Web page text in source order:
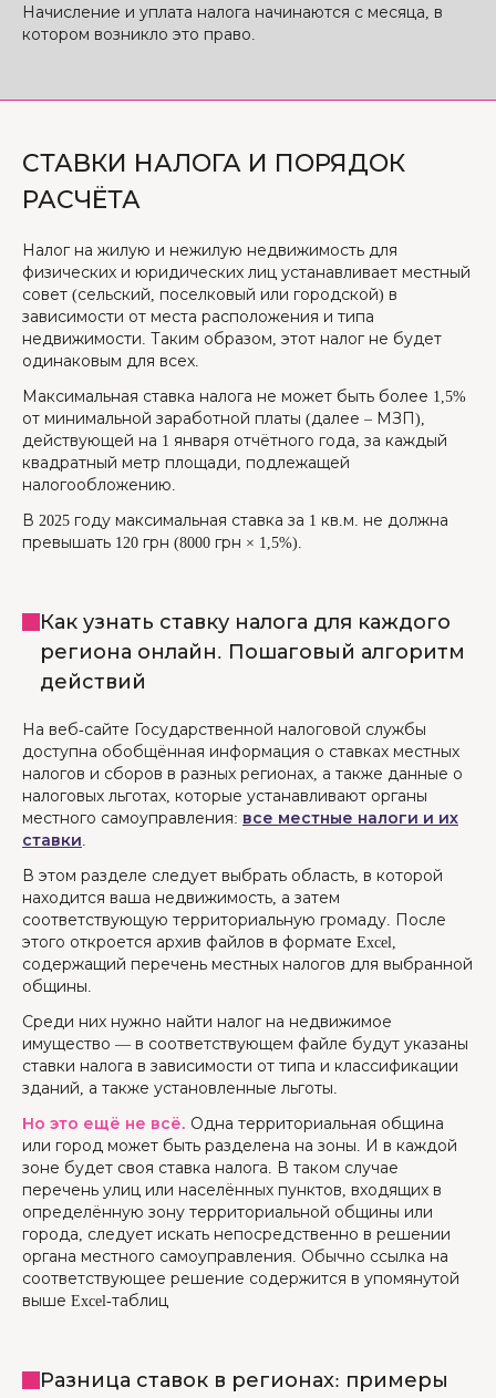
Начисление и уплата налога начинаются с месяца, в
котором возникло это право.
СТАВКИ НАЛОГА И ПОРЯДОК
РАСЧЁТА
Налог на жилую и нежилую недвижимость для
физических и юридических лиц устанавливает местный
совет (сельский, поселковый или городской) в
зависимости от места расположения и типа
недвижимости. Таким образом, этот налог не будет
одинаковым для всех.
Максимальная ставка налога не может быть более 1,5%
от минимальной заработной платы (далее – МЗП),
действующей на 1 января отчётного года, за каждый
квадратный метр площади, подлежащей
налогообложению.
В 2025 году максимальная ставка за 1 кв.м. не должна
превышать 120 грн (8000 грн × 1,5%).
Как узнать ставку налога для каждого
региона онлайн. Пошаговый алгоритм
действий
На веб-сайте Государственной налоговой службы
доступна обобщённая информация о ставках местных
налогов и сборов в разных регионах, а также данные о
налоговых льготах, которые устанавливают органы
местного самоуправления: все местные налоги и их
ставки.
В этом разделе следует выбрать область, в которой
находится ваша недвижимость, а затем
соответствующую территориальную громаду. После
этого откроется архив файлов в формате Excel,
содержащий перечень местных налогов для выбранной
общины.
Среди них нужно найти налог на недвижимое
имущество — в соответствующем файле будут указаны
ставки налога в зависимости от типа и классификации
зданий, а также установленные льготы.
Но это ещё не всё. Одна территориальная община
или город может быть разделена на зоны. И в каждой
зоне будет своя ставка налога. В таком случае
перечень улиц или населённых пунктов, входящих в
определённую зону территориальной общины или
города, следует искать непосредственно в решении
органа местного самоуправления. Обычно ссылка на
соответствующее решение содержится в упомянутой
выше Excel-таблиц
Разница ставок в регионах: примеры